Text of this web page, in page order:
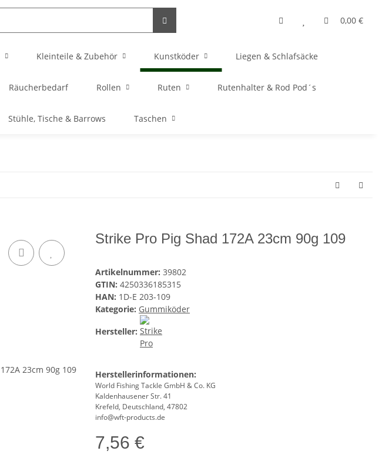
0,00 €
Kleinteile & Zubehör Kunstköder Liegen & Schlafsäcke
Räucherbedarf Rollen Ruten Rutenhalter & Rod Pod´s
Stühle, Tische & Barrows Taschen
Strike Pro Pig Shad 172A 23cm 90g 109
Artikelnummer: 39802
GTIN: 4250336185315
HAN: 1D-E 203-109
Kategorie: Gummiköder
Hersteller:
Herstellerinformationen:
World Fishing Tackle GmbH & Co. KG
Kaldenhausener Str. 41
Krefeld, Deutschland, 47802
info@wft-products.de
7,56 €